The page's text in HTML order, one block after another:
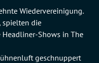
Wiedervereinigung.
spielten die
Shows in The
geschnuppert